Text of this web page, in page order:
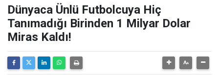
Dünyaca Ünlü Futbolcuya Hiç
Tanımadığı Birinden 1 Milyar Dolar
Miras Kaldı!